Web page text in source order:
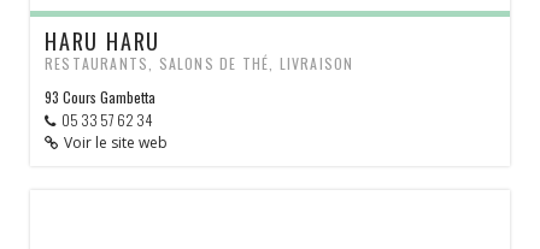
HARU HARU
RESTAURANTS, SALONS DE THÉ, LIVRAISON
93 Cours Gambetta
05 33 57 62 34
Voir le site web